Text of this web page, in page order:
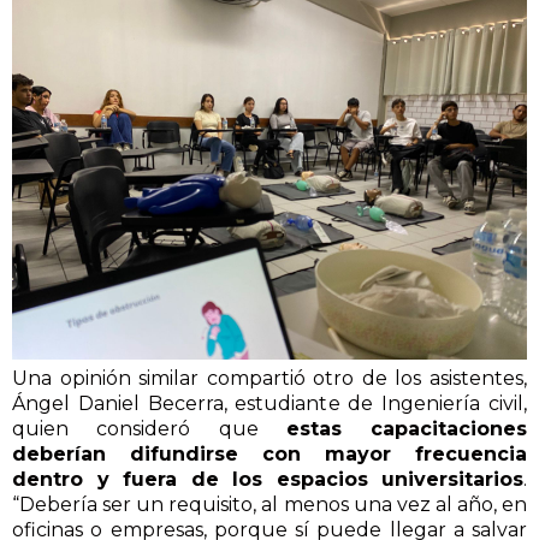
Una opinión similar compartió otro de los asistentes,
Ángel Daniel Becerra, estudiante de Ingeniería civil,
quien consideró que estas capacitaciones
deberían difundirse con mayor frecuencia
dentro y fuera de los espacios universitarios.
“Debería ser un requisito, al menos una vez al año, en
oficinas o empresas, porque sí puede llegar a salvar